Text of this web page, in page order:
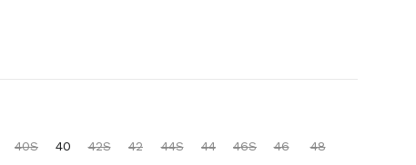
40S 40 42S 42 44S 44 46S 46
48